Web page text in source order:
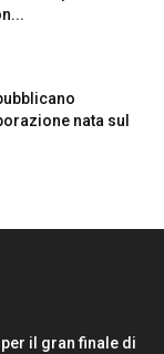
nata sul
il gran finale di